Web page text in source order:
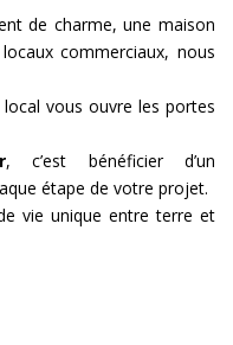
de charme, une maison
commerciaux, nous
vous ouvre les portes
, c’est bénéficier d’un
étape de votre projet.
vie unique entre terre et